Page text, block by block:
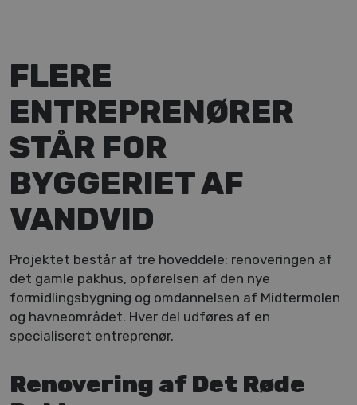
FLERE
ENTREPRENØRER
STÅR FOR
BYGGERIET AF
VANDVID
Projektet består af tre hoveddele: renoveringen af
det gamle pakhus, opførelsen af den nye
formidlingsbygning og omdannelsen af Midtermolen
og havneområdet. Hver del udføres af en
specialiseret entreprenør.
Renovering af Det Røde